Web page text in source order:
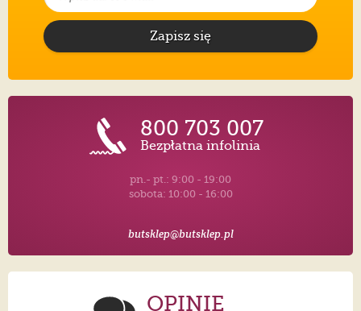
Zapisz się
800 703 007
Bezpłatna infolinia
pn.- pt.: 9:00 - 19:00
sobota: 10:00 - 16:00
butsklep@butsklep.pl
OPINIE